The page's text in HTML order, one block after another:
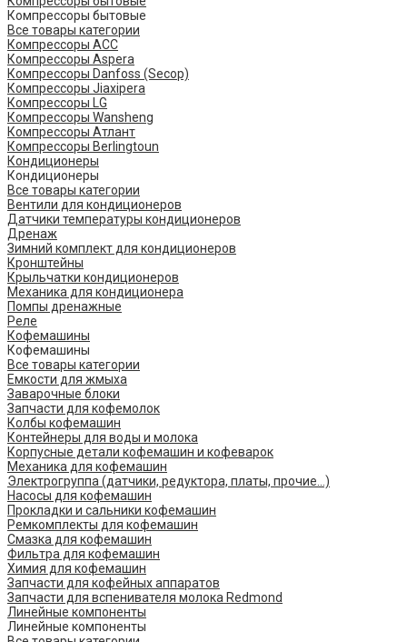
Компрессоры бытовые
Все товары категории
Компрессоры ACC
Компрессоры Aspera
Компрессоры Danfoss (Secop)
Компрессоры Jiaxipera
Компрессоры LG
Компрессоры Wansheng
Компрессоры Атлант
Компрессоры Berlingtoun
Кондиционеры
Кондиционеры
Все товары категории
Вентили для кондиционеров
Датчики температуры кондиционеров
Дренаж
Зимний комплект для кондиционеров
Кронштейны
Крыльчатки кондиционеров
Механика для кондиционера
Помпы дренажные
Реле
Кофемашины
Кофемашины
Все товары категории
Емкости для жмыха
Заварочные блоки
Запчасти для кофемолок
Колбы кофемашин
Контейнеры для воды и молока
Корпусные детали кофемашин и кофеварок
Механика для кофемашин
Электрогруппа (датчики, редуктора, платы, прочие...)
Насосы для кофемашин
Прокладки и сальники кофемашин
Ремкомплекты для кофемашин
Смазка для кофемашин
Фильтра для кофемашин
Химия для кофемашин
Запчасти для кофейных аппаратов
Запчасти для вспенивателя молока Redmond
Линейные компоненты
Линейные компоненты